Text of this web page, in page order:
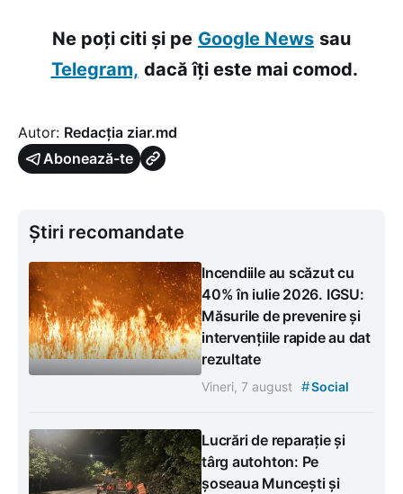
Ne poți citi și pe Google News sau
Telegram, dacă îți este mai comod.
Autor: Redacția ziar.md
Abonează-te
Știri recomandate
Incendiile au scăzut cu
40% în iulie 2026. IGSU:
Măsurile de prevenire și
intervențiile rapide au dat
rezultate
Vineri, 7 august #Social
Lucrări de reparație și
târg autohton: Pe
șoseaua Muncești și